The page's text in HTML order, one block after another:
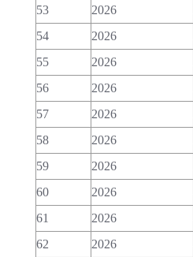
53
2026
54
2026
55
2026
56
2026
57
2026
58
2026
59
2026
60
2026
61
2026
62
2026